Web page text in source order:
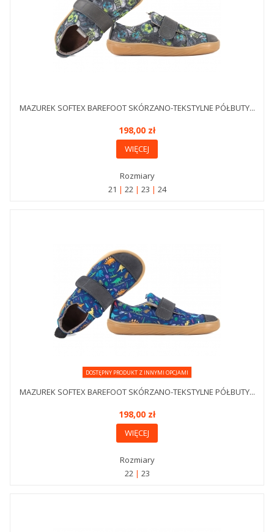
MAZUREK SOFTEX BAREFOOT SKÓRZANO-TEKSTYLNE PÓŁBUTY...
198,00 zł
WIĘCEJ
Rozmiary
21
22 23 24
DOSTĘPNY PRODUKT Z INNYMI OPCJAMI
MAZUREK SOFTEX BAREFOOT SKÓRZANO-TEKSTYLNE PÓŁBUTY...
198,00 zł
WIĘCEJ
Rozmiary
22
23